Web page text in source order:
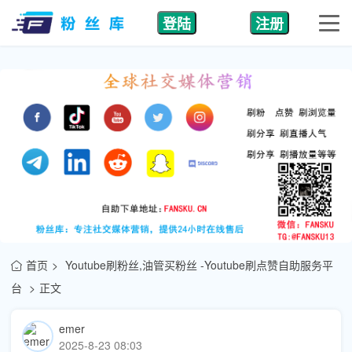
登陆 注册
首页
Youtube刷粉丝,油管买粉丝 -Youtube刷点赞自助服务平
台
正文
emer
2025-8-23 08:03